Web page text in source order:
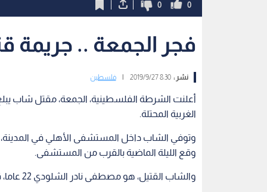
0
0
فجر الجمعة .. جريمة
نشر :8:30 2019/9/27 فلسطين
الغربية المحتلة.
وتوفي الشاب داخل المستشفى الأهلي في المدينة،
وقع الليلة الماضية بالقرب من المستشفى.
والشاب القتيل، هو مصطفى نادر الشلودي 22 عاما، قالت الشرطة إنه تعرض للطعن واصابته أودت بحياته.